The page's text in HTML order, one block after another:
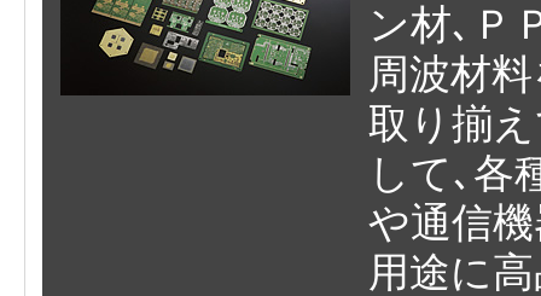
ン材､Ｐ
周波材
取り揃
して､各
や通信
用途に